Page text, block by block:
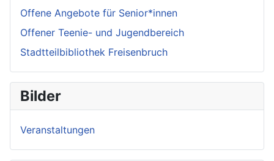
Offene Angebote für Senior*innen
Offener Teenie- und Jugendbereich
Stadtteilbibliothek Freisenbruch
Bilder
Veranstaltungen